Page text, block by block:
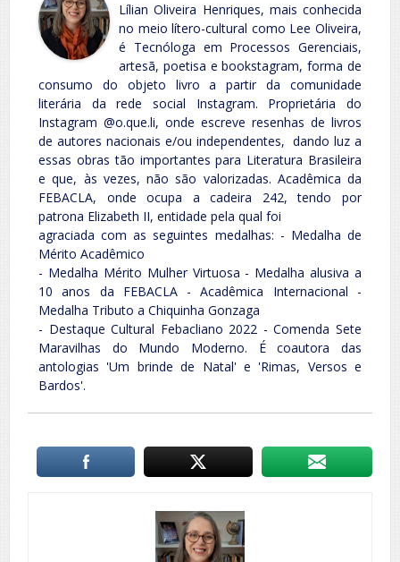
Lílian Oliveira Henriques, mais conhecida
no meio lítero-cultural como Lee Oliveira,
é Tecnóloga em Processos Gerenciais,
artesã, poetisa e bookstagram, forma de
consumo do objeto livro a partir da comunidade
literária da rede social Instagram. Proprietária do
Instagram @o.que.li, onde escreve resenhas de livros
de autores nacionais e/ou independentes, dando luz a
essas obras tão importantes para Literatura Brasileira
e que, às vezes, não são valorizadas. Acadêmica da
FEBACLA, onde ocupa a cadeira 242, tendo por
patrona Elizabeth II, entidade pela qual foi
agraciada com as seguintes medalhas: - Medalha de
Mérito Acadêmico
- Medalha Mérito Mulher Virtuosa - Medalha alusiva a
10 anos da FEBACLA - Acadêmica Internacional -
Medalha Tributo a Chiquinha Gonzaga
- Destaque Cultural Febacliano 2022 - Comenda Sete
Maravilhas do Mundo Moderno. É coautora das
antologias 'Um brinde de Natal' e 'Rimas, Versos e
Bardos'.